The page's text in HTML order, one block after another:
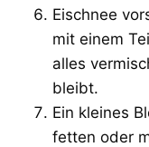
Eischnee
mit einem
alles
bleibt.
Ein kleines
fetten oder